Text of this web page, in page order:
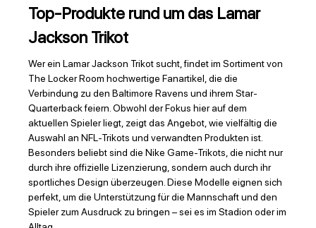
Top-Produkte rund um das Lamar
Jackson Trikot
Wer ein Lamar Jackson Trikot sucht, findet im Sortiment von
The Locker Room hochwertige Fanartikel, die die
Verbindung zu den Baltimore Ravens und ihrem Star-
Quarterback feiern. Obwohl der Fokus hier auf dem
aktuellen Spieler liegt, zeigt das Angebot, wie vielfältig die
Auswahl an NFL-Trikots und verwandten Produkten ist.
Besonders beliebt sind die Nike Game-Trikots, die nicht nur
durch ihre offizielle Lizenzierung, sondern auch durch ihr
sportliches Design überzeugen. Diese Modelle eignen sich
perfekt, um die Unterstützung für die Mannschaft und den
Spieler zum Ausdruck zu bringen – sei es im Stadion oder im